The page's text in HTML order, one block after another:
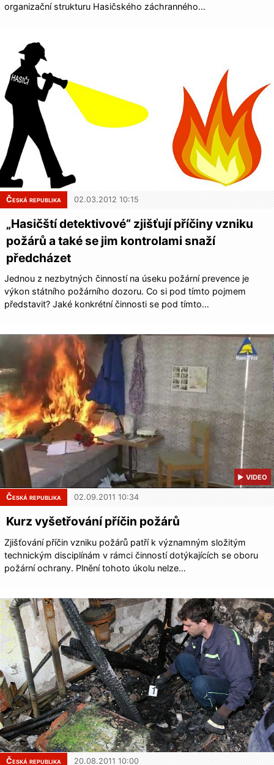
organizační strukturu Hasičského záchranného…
Česká republika 02.03.2012 10:15
„Hasičští detektivové“ zjišťují příčiny vzniku
požárů a také se jim kontrolami snaží
předcházet
Jednou z nezbytných činností na úseku požární prevence je
výkon státního požárního dozoru. Co si pod tímto pojmem
představit? Jaké konkrétní činnosti se pod tímto…
▶ VIDEO
Česká republika 02.09.2011 10:34
Kurz vyšetřování příčin požárů
Zjišťování příčin vzniku požárů patří k významným složitým
technickým disciplínám v rámci činností dotýkajících se oboru
požární ochrany. Plnění tohoto úkolu nelze…
Česká republika 20.08.2011 10:00